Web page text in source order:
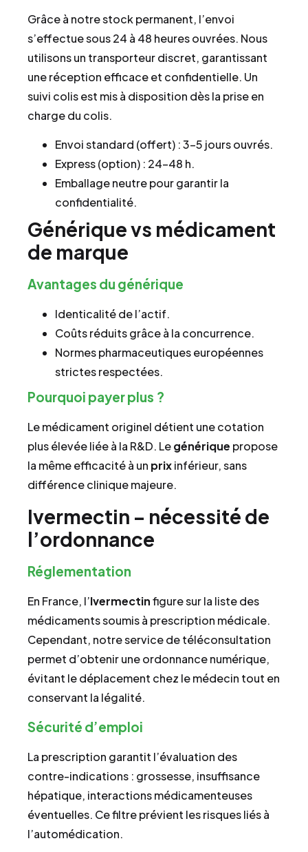
Grâce à notre stock permanent, l’envoi
s’effectue sous 24 à 48 heures ouvrées. Nous
utilisons un transporteur discret, garantissant
une réception efficace et confidentielle. Un
suivi colis est mis à disposition dès la prise en
charge du colis.
Envoi standard (offert) : 3–5 jours ouvrés.
Express (option) : 24–48 h.
Emballage neutre pour garantir la
confidentialité.
Générique vs médicament
de marque
Avantages du générique
Identicalité de l’actif.
Coûts réduits grâce à la concurrence.
Normes pharmaceutiques européennes
strictes respectées.
Pourquoi payer plus ?
Le médicament originel détient une cotation
plus élevée liée à la R&D. Legénérique propose
la même efficacité à un prixinférieur, sans
différence clinique majeure.
Ivermectin – nécessité de
l’ordonnance
Réglementation
En France, l’Ivermectinfigure sur la liste des
médicaments soumis à prescription médicale.
Cependant, notre service de téléconsultation
permet d’obtenir une ordonnance numérique,
évitant le déplacement chez le médecin tout en
conservant la légalité.
Sécurité d’emploi
La prescription garantit l’évaluation des
contre-indications : grossesse, insuffisance
hépatique, interactions médicamenteuses
éventuelles. Ce filtre prévient les risques liés à
l’automédication.